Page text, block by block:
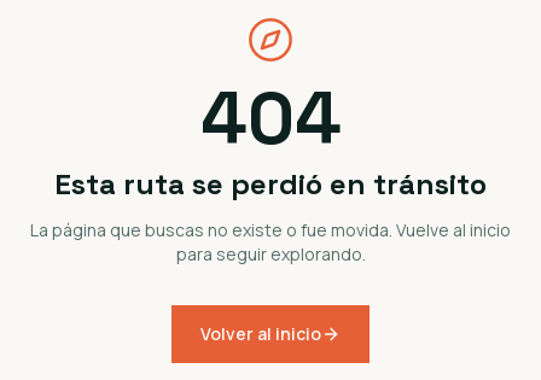
404
Esta ruta se perdió en tránsito
La página que buscas no existe o fue movida. Vuelve al inicio
para seguir explorando.
Volver al inicio